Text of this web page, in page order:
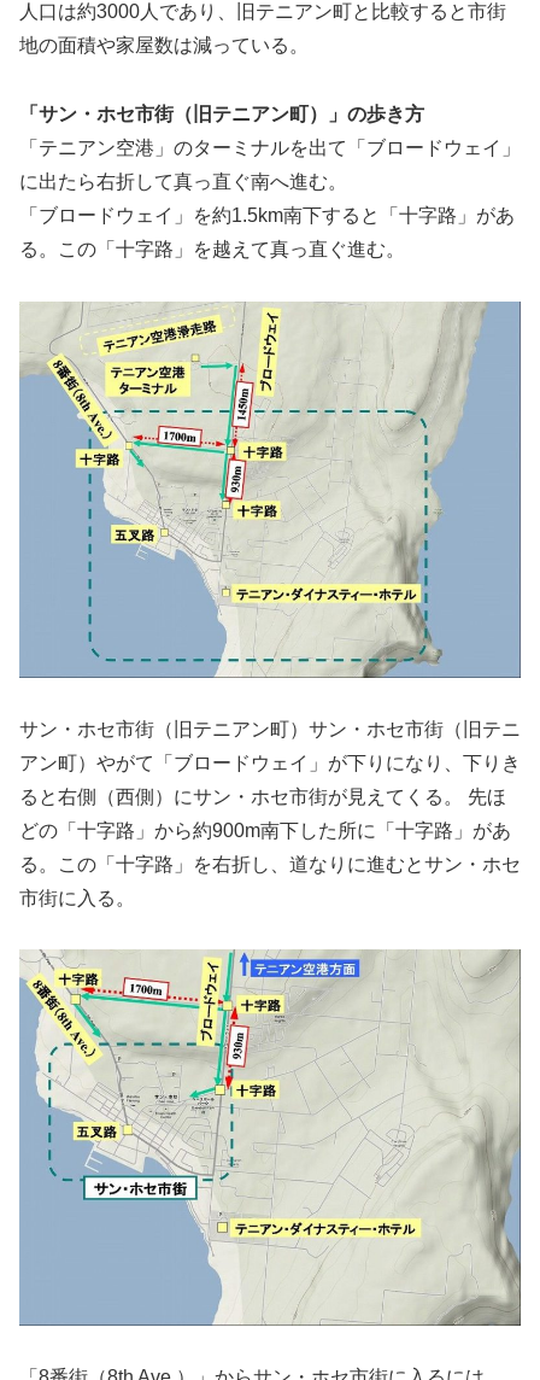
人口は約3000人であり、旧テニアン町と比較すると市街
地の面積や家屋数は減っている。
「サン・ホセ市街（旧テニアン町）」の歩き方
「テニアン空港」のターミナルを出て「ブロードウェイ」
に出たら右折して真っ直ぐ南へ進む。
「ブロードウェイ」を約1.5km南下すると「十字路」があ
る。この「十字路」を越えて真っ直ぐ進む。
サン・ホセ市街（旧テニアン町）サン・ホセ市街（旧テニ
アン町）やがて「ブロードウェイ」が下りになり、下りき
ると右側（西側）にサン・ホセ市街が見えてくる。 先ほ
どの「十字路」から約900m南下した所に「十字路」があ
る。この「十字路」を右折し、道なりに進むとサン・ホセ
市街に入る。